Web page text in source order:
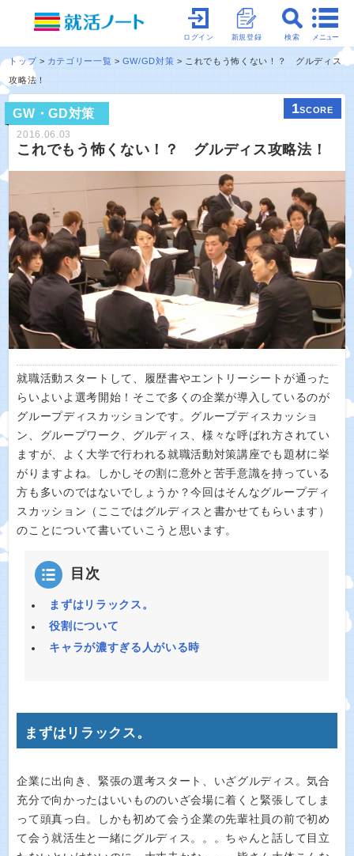
メニュー
検索
新規登録
ログイン
トップ カテゴリー一覧 GW/GD対策
これでもう怖くない！？ グルディス
攻略法！
GW・GD対策 1SCORE
2016.06.03
これでもう怖くない！？ グルディス攻略法！
就職活動スタートして、履歴書やエントリーシートが通った
らいよいよ選考開始！そこで多くの企業が導入しているのが
グループディスカッションです。グループディスカッショ
ン、グループワーク、グルディス、様々な呼ばれ方されてい
ますが、よく大学で行われる就職活動対策講座でも題材に挙
がりますよね。しかしその割に意外と苦手意識を持っている
方も多いのではないでしょうか？今回はそんなグループディ
スカッション（ここではグルディスと書かせてもらいます）
のことについて書いていこうと思います。
目次
まずはリラックス。
役割について
キャラが濃すぎる人がいる時
まずはリラックス。
企業に出向き、緊張の選考スタート、いざグルディス。気合
充分で向かったはいいもののいざ会場に着くと緊張してしま
って頭真っ白。しかも初めて会う企業の先輩社員の前で初め
て会う就活生と一緒にグルディス。。。ちゃんと話して目立